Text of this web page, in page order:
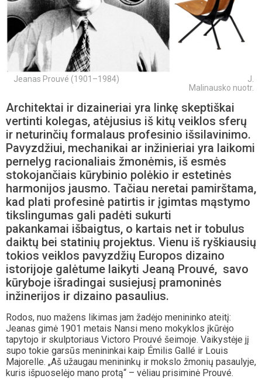
Jeanas Prouvé (1901–1984) J.
Malinausko nuotr.
Architektai ir dizaineriai yra linkę skeptiškai
vertinti kolegas, atėjusius iš kitų veiklos sferų
ir neturinčių formalaus profesinio išsilavinimo.
Pavyzdžiui, mechanikai ar inžinieriai yra laikomi
pernelyg racionaliais žmonėmis, iš esmės
stokojančiais kūrybinio polėkio ir estetinės
harmonijos jausmo. Tačiau neretai pamirštama,
kad plati profesinė patirtis ir įgimtas mąstymo
tikslingumas gali padėti sukurti
pakankamai išbaigtus, o kartais net ir tobulus
daiktų bei statinių projektus. Vienu iš ryškiausių
tokios veiklos pavyzdžių Europos dizaino
istorijoje galėtume laikyti Jeaną Prouvé, savo
kūryboje išradingai susiejusį pramoninės
inžinerijos ir dizaino pasaulius.
Rodos, nuo mažens likimas jam žadėjo menininko ateitį:
Jeanas gimė 1901 metais Nansi meno mokyklos įkūrėjo
tapytojo ir skulptoriaus Victoro Prouvé šeimoje. Vaikystėje jį
supo tokie garsūs menininkai kaip Émilis Gallé ir Louis
Majorelle. „Aš užaugau menininkų ir mokslo žmonių pasaulyje,
kuris išpuoselėjo mano protą“ – vėliau prisiminė Prouvé.